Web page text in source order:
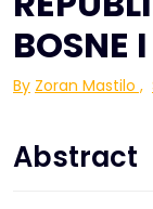
BOSNE
By Zoran Mastilo ,
Abstract